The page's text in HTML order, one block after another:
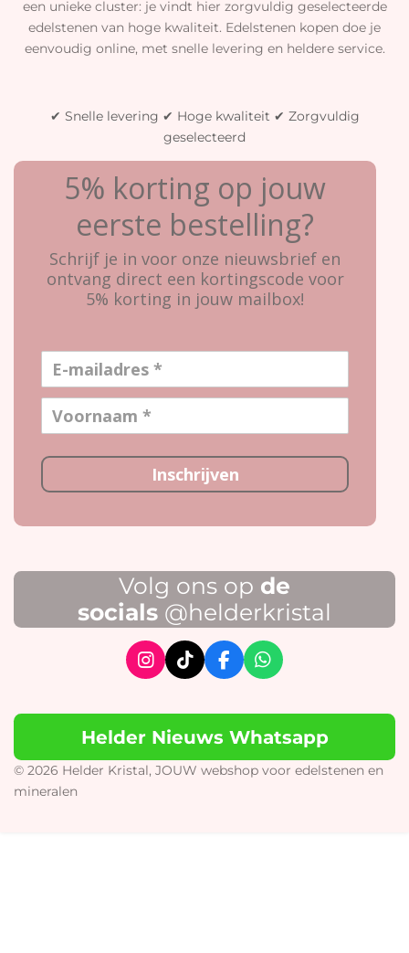
een unieke cluster: je vindt hier zorgvuldig geselecteerde
edelstenen van hoge kwaliteit. Edelstenen kopen doe je
eenvoudig online, met snelle levering en heldere service.
✔ Snelle levering ✔ Hoge kwaliteit ✔ Zorgvuldig
geselecteerd
5% korting op jouw
eerste bestelling?
Schrijf je in voor onze nieuwsbrief en
ontvang direct een kortingscode voor
5% korting in jouw mailbox!
Inschrijven
Volg ons op de
socials @helderkristal
I
n
t
a
r
T
i
T
o
F
a
e
b
o
W
h
t
s
p
Helder Nieuws Whatsapp
© 2026 Helder Kristal, JOUW webshop voor edelstenen en
mineralen